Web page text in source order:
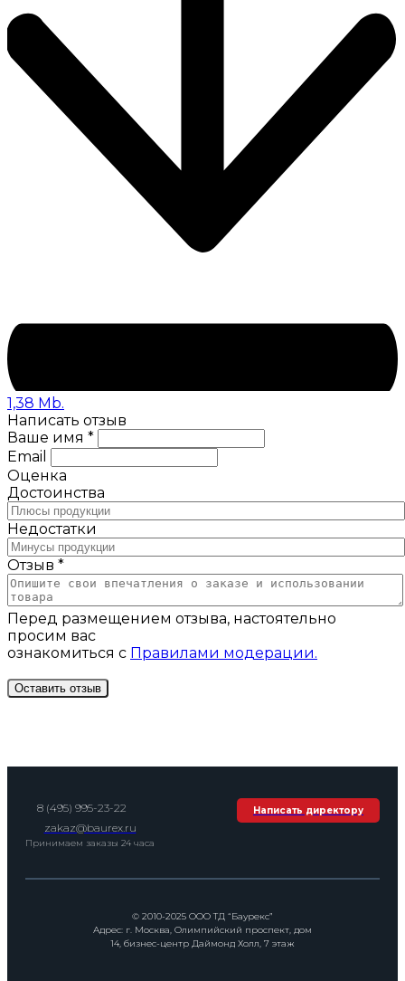
1,38 Mb.
Написать отзыв
Ваше имя *
Email
Оценка
Достоинства
Недостатки
Отзыв *
Перед размещением отзыва, настоятельно
просим вас
ознакомиться с Правилами модерации.
8 (495) 995-23-22
zakaz@baurex.ru
Принимаем заказы 24 часа
Написать директору
© 2010-2025 ООО ТД “Баурекс”
Адрес: г. Москва, Олимпийский проспект, дом
14, бизнес-центр Даймонд Холл, 7 этаж